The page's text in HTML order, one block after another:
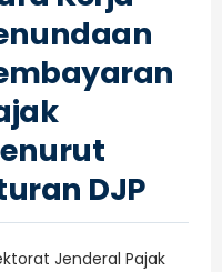
DJP
Jenderal Pajak